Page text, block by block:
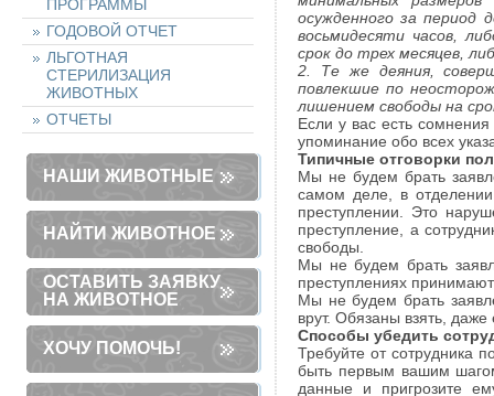
ПРОГРАММЫ
ГОДОВОЙ ОТЧЕТ
ЛЬГОТНАЯ
СТЕРИЛИЗАЦИЯ
ЖИВОТНЫХ
ОТЧЕТЫ
НАШИ ЖИВОТНЫЕ
НАЙТИ ЖИВОТНОЕ
ОСТАВИТЬ ЗАЯВКУ
НА ЖИВОТНОЕ
ХОЧУ ПОМОЧЬ!
осужденного за
восьмидесяти часов,
срок до трех месяцев,
2. Те же деяния,
повлекшие по
лишением свободы на
Если у вас есть
упоминание обо всех
Типичные отговорки
Мы не будем брать
самом деле, в
преступлении. Это
преступление, а
свободы.
Мы не будем брать
преступлениях
Мы не будем брать
врут. Обязаны взять,
Способы убедить
Требуйте от сотрудника
быть первым вашим
данные и пригрозите